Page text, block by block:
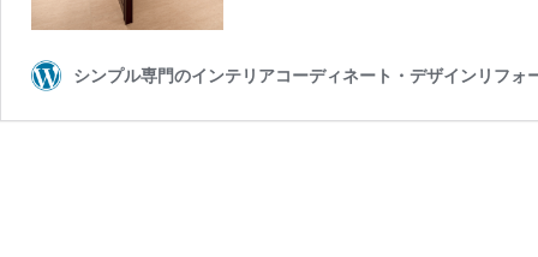
シンプル専門のインテリアコーディネート・デザインリフ